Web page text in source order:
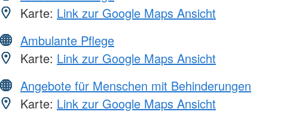
Karte: Link zur Google Maps Ansicht
Ambulante Pflege
Karte: Link zur Google Maps Ansicht
Angebote für Menschen mit Behinderungen
Karte: Link zur Google Maps Ansicht